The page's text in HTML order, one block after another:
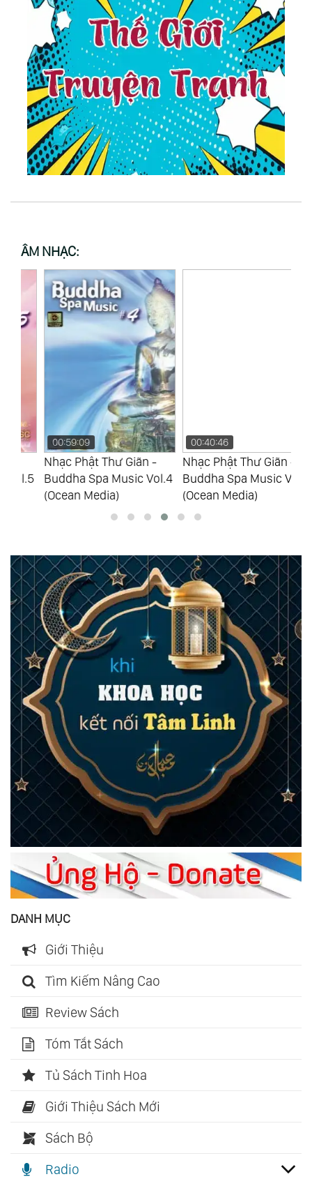
ÂM NHẠC:
00:59:09
Nhạc Phật Thư Giãn -
Buddha Spa Music Vol.4
(Ocean Media)
00:40:46
Nhạc Phật Thư Giãn -
Buddha Spa Music Vol.3
(Ocean Media)
DANH MỤC
Giới Thiệu
Tìm Kiếm Nâng Cao
Review Sách
Tóm Tắt Sách
Tủ Sách Tinh Hoa
Giới Thiệu Sách Mới
Sách Bộ
Radio